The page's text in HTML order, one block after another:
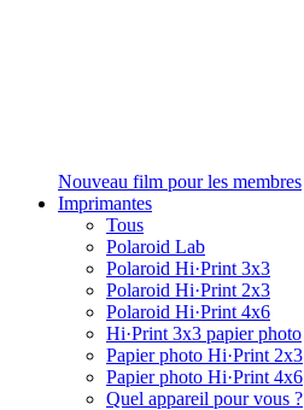
Nouveau film pour les membres
Imprimantes
Tous
Polaroid Lab
Polaroid Hi·Print 3x3
Polaroid Hi·Print 2x3
Polaroid Hi·Print 4x6
Hi·Print 3x3 papier photo
Papier photo Hi·Print 2x3
Papier photo Hi·Print 4x6
Quel appareil pour vous ?